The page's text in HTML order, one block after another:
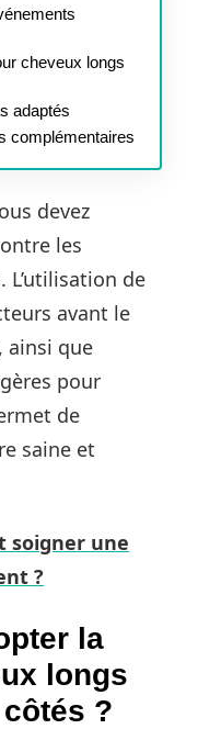
cheveux longs
adaptés
complémentaires
devez
les
L’utilisation de
avant le
ainsi que
pour
de
saine et
soigner une
?
la
longs
?